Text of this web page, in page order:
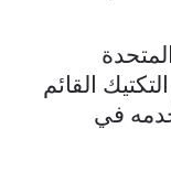
القائم
في